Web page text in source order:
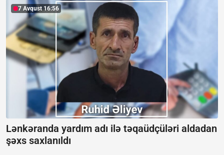
7 Avqust 16:56
Lənkəranda yardım adı ilə təqaüdçüləri aldadan
şəxs saxlanıldı